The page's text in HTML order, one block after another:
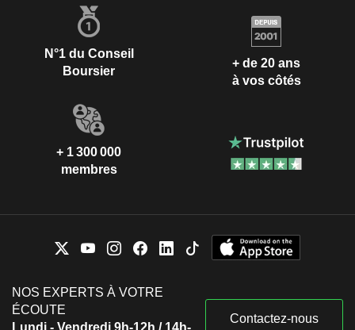
N°1 du Conseil
Boursier
+ de 20 ans
à vos côtés
+ 1 300 000
membres
NOS EXPERTS À VOTRE
ÉCOUTE
Lundi - Vendredi 9h-12h / 14h-
Contactez-nous